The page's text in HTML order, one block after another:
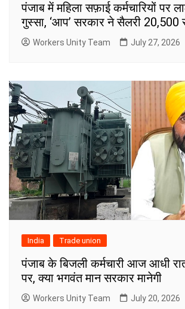
पंजाब में महिला सफ़ाई कर्मचारियों पर
गुस्सा, ‘आप’ सरकार ने सैलरी 20,500
Workers Unity Team July 27, 2026
India Trade union
पंजाब के बिजली कर्मचारी आज आधी
पर, क्या भगवंत मान सरकार मानेगी
Workers Unity Team July 20, 2026